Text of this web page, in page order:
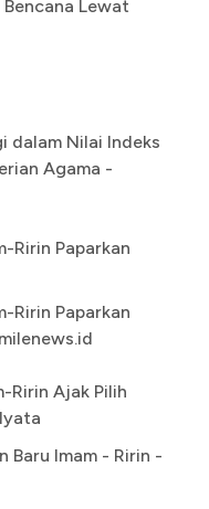
Lewat
dalam Nilai Indeks
Agama -
Ririn Paparkan
Ririn Paparkan
Ririn Ajak Pilih
Baru Imam - Ririn -